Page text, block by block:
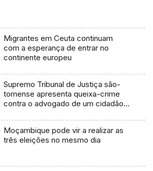
Migrantes em Ceuta continuam
com a esperança de entrar no
continente europeu
Supremo Tribunal de Justiça são-
tomense apresenta queixa-crime
contra o advogado de um cidadão
Moçambique pode vir a realizar as
três eleições no mesmo dia